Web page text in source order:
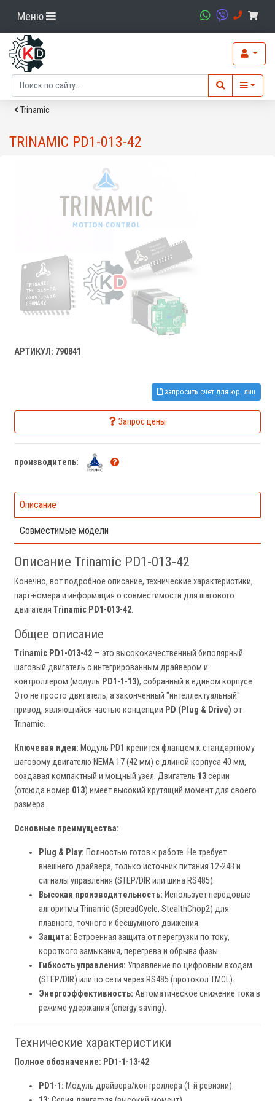
Меню
Trinamic
TRINAMIC PD1-013-42
АРТИКУЛ: 790841
запросить счет для юр. лиц
Запрос цены
производитель:
Описание
Совместимые модели
Описание Trinamic PD1-013-42
Конечно, вот подробное описание, технические характеристики,
парт-номера и информация о совместимости для шагового
двигателя Trinamic PD1-013-42.
Общее описание
Trinamic PD1-013-42 — это высококачественный биполярный
шаговый двигатель с интегрированным драйвером и
контроллером (модуль PD1-1-13), собранный в едином корпусе.
Это не просто двигатель, а законченный "интеллектуальный"
привод, являющийся частью концепции PD (Plug & Drive) от
Trinamic.
Ключевая идея: Модуль PD1 крепится фланцем к стандартному
шаговому двигателю NEMA 17 (42 мм) с длиной корпуса 40 мм,
создавая компактный и мощный узел. Двигатель 13серии
(отсюда номер 013) имеет высокий крутящий момент для своего
размера.
Основные преимущества:
Plug & Play: Полностью готов к работе. Не требует
внешнего драйвера, только источник питания 12-24В и
сигналы управления (STEP/DIR или шина RS485).
Высокая производительность: Использует передовые
алгоритмы Trinamic (SpreadCycle, StealthChop2) для
плавного, точного и бесшумного движения.
Защита: Встроенная защита от перегрузки по току,
короткого замыкания, перегрева и обрыва фазы.
Гибкость управления: Управление по цифровым входам
(STEP/DIR) или по сети через RS485 (протокол TMCL).
Энергоэффективность: Автоматическое снижение тока в
режиме удержания (energy saving).
Технические характеристики
Полное обозначение: PD1-1-13-42
PD1-1: Модуль драйвера/контроллера (1-й ревизии).